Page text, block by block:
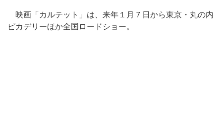
映画「カルテット」は、来年１月７日から東京・丸の内
ピカデリーほか全国ロードショー。